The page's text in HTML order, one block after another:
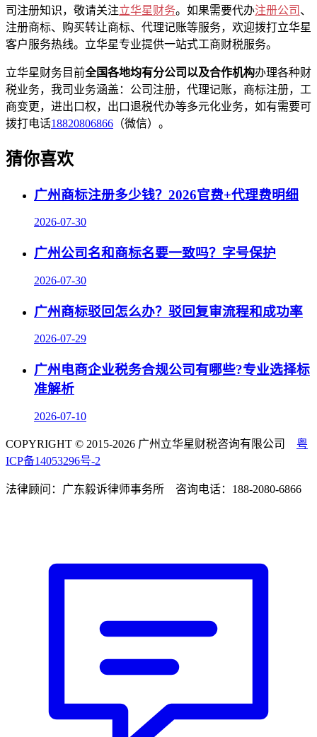
司注册知识，敬请关注立华星财务。如果需要代办注册公司 、
注册商标、购买转让商标、代理记账等服务，欢迎拨打立华星
客户服务热线。立华星专业提供一站式工商财税服务。
立华星财务目前全国各地均有分公司以及合作机构办理各种财
税业务，我司业务涵盖：公司注册，代理记账，商标注册，工
商变更，进出口权，出口退税代办等多元化业务，如有需要可
拨打电话18820806866 （微信）。
猜你喜欢
广州商标注册多少钱？2026官费+代理费明细
2026-07-30
广州公司名和商标名要一致吗？字号保护
2026-07-30
广州商标驳回怎么办？驳回复审流程和成功率
2026-07-29
广州电商企业税务合规公司有哪些?专业选择标
准解析
2026-07-10
COPYRIGHT © 2015-2026 广州立华星财税咨询有限公司 粤
ICP备14053296号-2
法律顾问：广东毅诉律师事务所 咨询电话：188-2080-6866